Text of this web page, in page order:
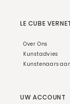
LE CUBE
Over Ons
Kunstadvies
Kunstenaars
UW ACCOUNT